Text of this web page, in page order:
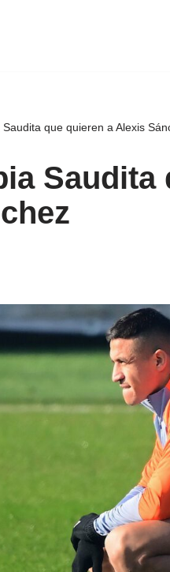
que quieren a Alexis
Saudita